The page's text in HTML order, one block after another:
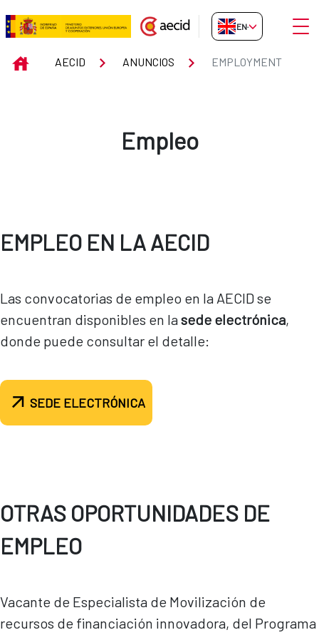
Skip to Main Content
Employment
EN-GB
INICIOAECID ANUNCIOS EMPLOYMENT
Empleo
EMPLEO EN LA AECID
Las convocatorias de empleo en la AECID se
encuentran disponibles en lasede electrónica,
donde puede consultar el detalle:
SEDE ELECTRÓNICA
OTRAS OPORTUNIDADES DE
EMPLEO
Vacante de Especialista de Movilización de
recursos de financiación innovadora, del Programa